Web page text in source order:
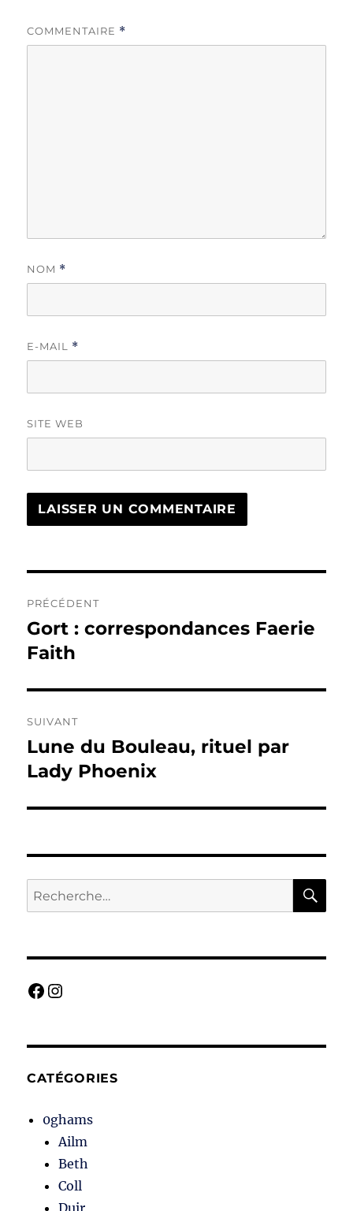
COMMENTAIRE *
NOM *
E-MAIL *
SITE WEB
de
l’article
PRÉCÉDENT
Publication
précédente :
Gort : correspondances Faerie
Faith
SUIVANT
Publication
suivante :
Lune du Bouleau, rituel par
Lady Phoenix
Recherche
pour :
Facebook
Instagram
CATÉGORIES
0ghams
Ailm
Beth
Coll
Duir